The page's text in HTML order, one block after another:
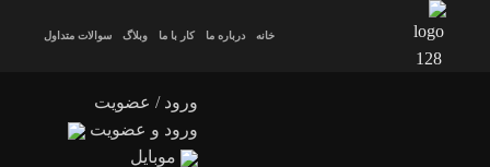
خانه درباره ما کار با ما وبلاگ سوالات متداول
ورود / عضویت
ورود و عضویت
موبایل